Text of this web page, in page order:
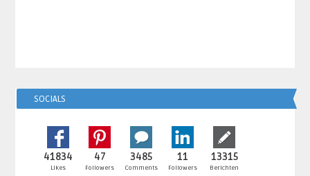
SOCIALS
41834
Likes
47
Followers
3485
Comments
11
Followers
13315
Berichten